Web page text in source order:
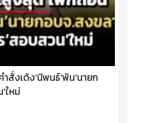
สั่งเด้ง‘นิพนธ์’พ้น‘นายก
ใหม่